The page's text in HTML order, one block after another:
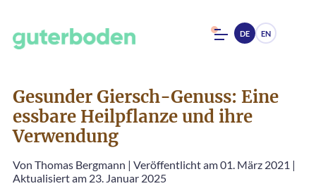
DE EN
Gesunder Giersch-Genuss: Eine
essbare Heilpflanze und ihre
Verwendung
Von Thomas Bergmann | Veröffentlicht am 01. März 2021 |
Aktualisiert am 23. Januar 2025